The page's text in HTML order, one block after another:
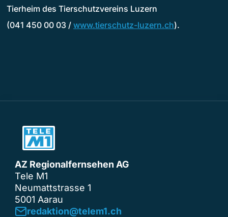
Tierheim des Tierschutzvereins Luzern
(041 450 00 03 / www.tierschutz-luzern.ch).
AZ Regionalfernsehen AG
Tele M1
Neumattstrasse 1
5001 Aarau
redaktion@telem1.ch